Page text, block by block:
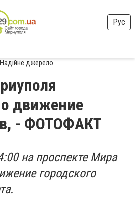
Рус
Надійне джерело
движение
- ФОТОФАКТ
на проспекте Мира
городского